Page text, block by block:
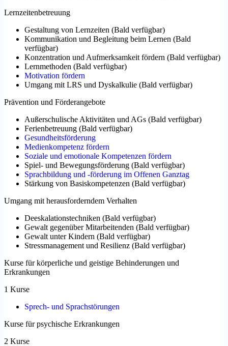
Lernzeitenbetreuung
Gestaltung von Lernzeiten (Bald verfügbar)
Kommunikation und Begleitung beim Lernen (Bald
verfügbar)
Konzentration und Aufmerksamkeit fördern (Bald verfügbar)
Lernmethoden (Bald verfügbar)
Motivation fördern
Umgang mit LRS und Dyskalkulie (Bald verfügbar)
Prävention und Förderangebote
Außerschulische Aktivitäten und AGs (Bald verfügbar)
Ferienbetreuung (Bald verfügbar)
Gesundheitsförderung
Medienkompetenz fördern
Soziale und emotionale Kompetenzen fördern
Spiel- und Bewegungsförderung (Bald verfügbar)
Sprachbildung und -förderung im Offenen Ganztag
Stärkung von Basiskompetenzen (Bald verfügbar)
Umgang mit herausforderndem Verhalten
Deeskalationstechniken (Bald verfügbar)
Gewalt gegenüber Mitarbeitenden (Bald verfügbar)
Gewalt unter Kindern (Bald verfügbar)
Stressmanagement und Resilienz (Bald verfügbar)
Kurse für körperliche und geistige Behinderungen und
Erkrankungen
1 Kurse
Sprech- und Sprachstörungen
Kurse für psychische Erkrankungen
2 Kurse